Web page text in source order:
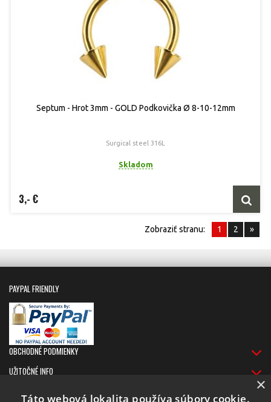
Septum - Hrot 3mm - GOLD Podkovička Ø 8-10-12mm
Surgical steel 316L
Skladom
3,- €
Zobraziť stranu: 1 2 »
PAYPAL FRIENDLY
OBCHODNÉ PODMIENKY
UŽITOČNÉ INFO
×
Táto webová lokalita používa súbory cookie.